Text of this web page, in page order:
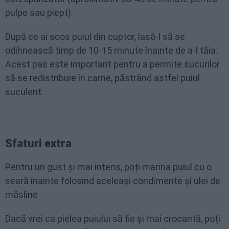
pulpe sau piept).
După ce ai scos puiul din cuptor, lasă-l să se
odihnească timp de 10-15 minute înainte de a-l tăia.
Acest pas este important pentru a permite sucurilor
să se redistribuie în carne, păstrând astfel puiul
suculent.
Sfaturi extra
Pentru un gust și mai intens, poți marina puiul cu o
seară înainte folosind aceleași condimente și ulei de
măsline
Dacă vrei ca pielea puiului să fie și mai crocantă, poți